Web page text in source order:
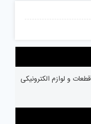
قطعات و لوازم الکترونیکی